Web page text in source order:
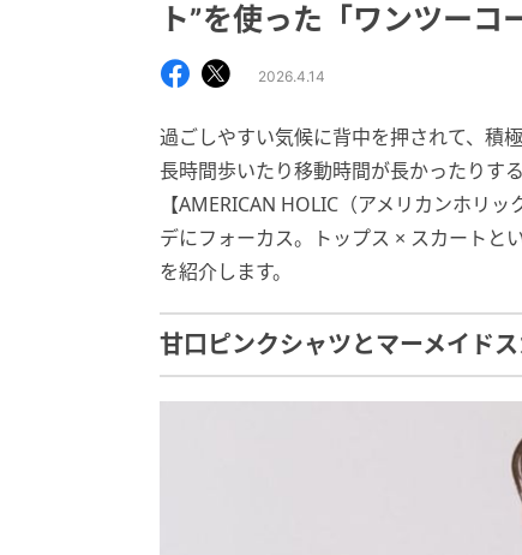
ト”を使った「ワンツーコ
2026.4.14
過ごしやすい気候に背中を押されて、積
長時間歩いたり移動時間が長かったりす
【AMERICAN HOLIC（アメリカンホリ
デにフォーカス。トップス × スカートと
を紹介します。
甘口ピンクシャツとマーメイド